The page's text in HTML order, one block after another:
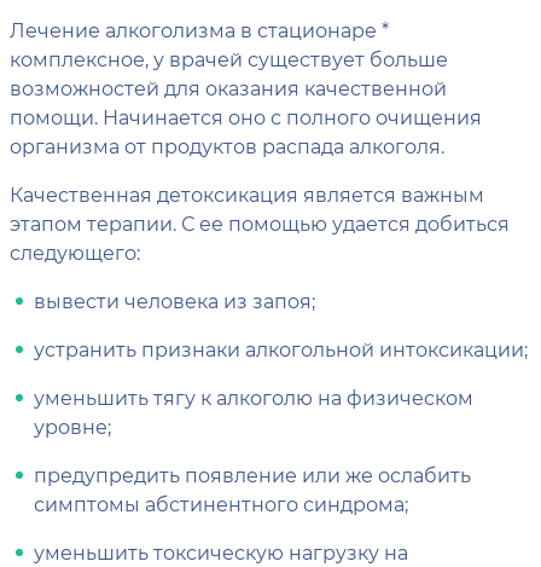
Лечение алкоголизма в стационаре *
комплексное, у врачей существует больше
возможностей для оказания качественной
помощи. Начинается оно с полного очищения
организма от продуктов распада алкоголя.
Качественная детоксикация является важным
этапом терапии. С ее помощью удается добиться
следующего:
вывести человека из запоя;
устранить признаки алкогольной интоксикации;
уменьшить тягу к алкоголю на физическом
уровне;
предупредить появление или же ослабить
симптомы абстинентного синдрома;
уменьшить токсическую нагрузку на